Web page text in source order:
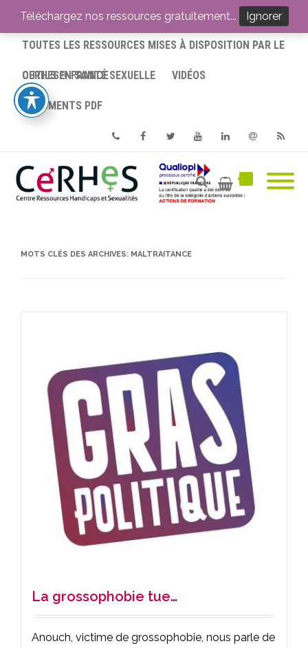
ACCUEIL
TOUTES LES RESSOURCES MISES À DISPOSITION PAR LE
CERHES® FRANCE
OUTILS EN SANTÉ SEXUELLE VIDÉOS
DOCUMENTS PDF
PhoneFacebookTwitterYoutube
MOTS CLÉS DES ARCHIVES: MALTRAITANCE
La grossophobie tue…
Anouch, victime de grossophobie, nous parle de
Téléchargez nos ressources gratuitement... Ignorer